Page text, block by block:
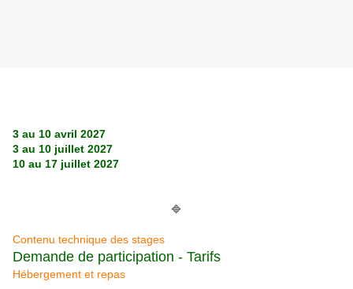
3 au 10 avril 2027
3 au 10 juillet 2027
10 au 17 juillet 2027
🔷
Contenu technique des stages
Demande de participation - Tarifs
Hébergement et repas